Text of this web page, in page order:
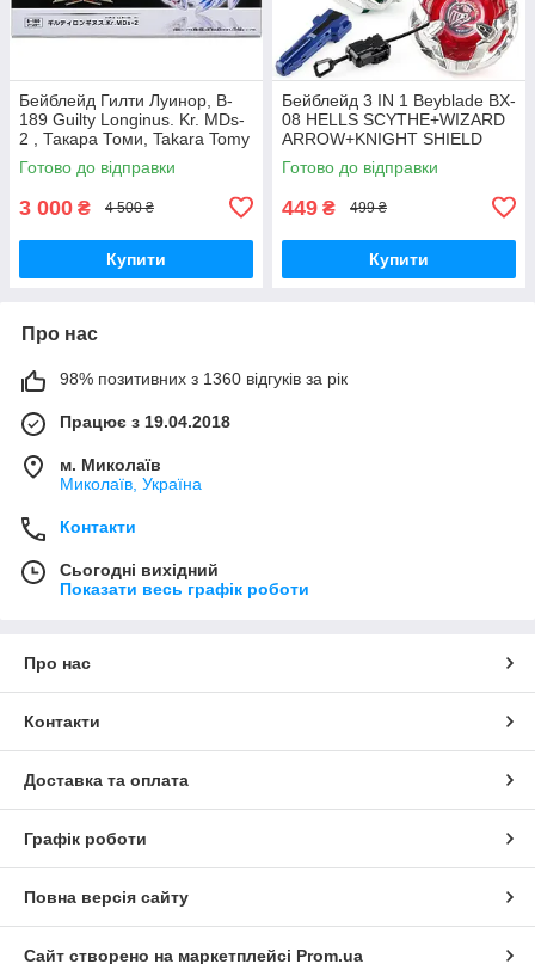
Бейблейд Гилти Луинор, B-
189 Guilty Longinus. Kr. MDs-
2 , Такара Томи, Takara Tomy
Готово до відправки
3 000 ₴ 4 500 ₴
Купити
Бейблейд 3 IN 1 Beyblade BX-
08 HELLS SCYTHE+WIZARD
ARROW+KNIGHT SHIELD
BEYBLADE X з пусковим
пристроєм
Готово до відправки
449 ₴ 499 ₴
Купити
Про нас
98% позитивних з 1360 відгуків за рік
Працює з 19.04.2018
м. Миколаїв
Миколаїв, Україна
Контакти
Сьогодні вихідний
Показати весь графік роботи
Про нас
Контакти
Доставка та оплата
Графік роботи
Повна версія сайту
Сайт створено на маркетплейсі Prom.ua